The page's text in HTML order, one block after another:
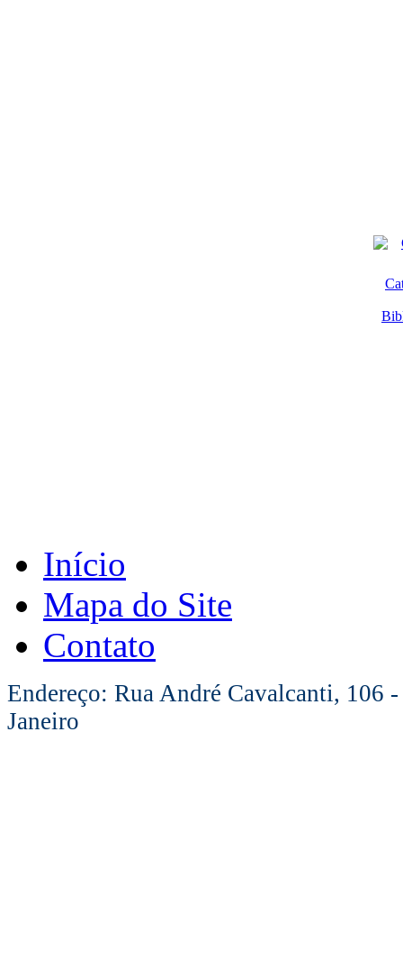
Início
Mapa do Site
Contato
Endereço: Rua André Cavalcanti, 106
Janeiro